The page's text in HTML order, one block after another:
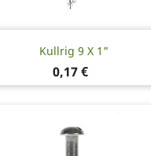
Kullrig 9 X 1"
Pris
0,17 €